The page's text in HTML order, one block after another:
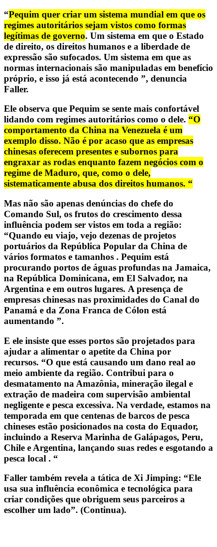
“Pequim quer criar um sistema mundial em que os
regimes autoritários sejam vistos como formas
legítimas de governo. Um sistema em que o Estado
de direito, os direitos humanos e a liberdade de
expressão são sufocados. Um sistema em que as
normas internacionais são manipuladas em benefício
próprio, e isso já está acontecendo ”, denuncia
Faller.
Ele observa que Pequim se sente mais confortável
lidando com regimes autoritários como o dele. “O
comportamento da China na Venezuela é um
exemplo disso. Não é por acaso que as empresas
chinesas oferecem presentes e subornos para
engraxar as rodas enquanto fazem negócios com o
regime de Maduro, que, como o dele,
sistematicamente abusa dos direitos humanos. “
Mas não são apenas denúncias do chefe do
Comando Sul, os frutos do crescimento dessa
influência podem ser vistos em toda a região:
“Quando eu viajo, vejo dezenas de projetos
portuários da República Popular da China de
vários formatos e tamanhos . Pequim está
procurando portos de águas profundas na Jamaica,
na República Dominicana, em El Salvador, na
Argentina e em outros lugares. A presença de
empresas chinesas nas proximidades do Canal do
Panamá e da Zona Franca de Cólon está
aumentando ”.
E ele insiste que esses portos são projetados para
ajudar a alimentar o apetite da China por
recursos. “O que está causando um dano real ao
meio ambiente da região. Contribui para o
desmatamento na Amazônia, mineração ilegal e
extração de madeira com supervisão ambiental
negligente e pesca excessiva. Na verdade, estamos na
temporada em que centenas de barcos de pesca
chineses estão posicionados na costa do Equador,
incluindo a Reserva Marinha de Galápagos, Peru,
Chile e Argentina, lançando suas redes e esgotando a
pesca local . “
Faller também revela a tática de Xi Jimping: “Ele
usa sua influência econômica e tecnológica para
criar condições que obriguem seus parceiros a
escolher um lado”. (Continua).